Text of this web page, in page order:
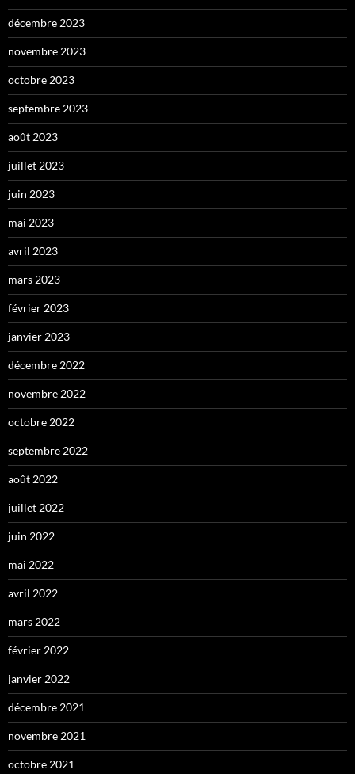
décembre 2023
novembre 2023
octobre 2023
septembre 2023
août 2023
juillet 2023
juin 2023
mai 2023
avril 2023
mars 2023
février 2023
janvier 2023
décembre 2022
novembre 2022
octobre 2022
septembre 2022
août 2022
juillet 2022
juin 2022
mai 2022
avril 2022
mars 2022
février 2022
janvier 2022
décembre 2021
novembre 2021
octobre 2021